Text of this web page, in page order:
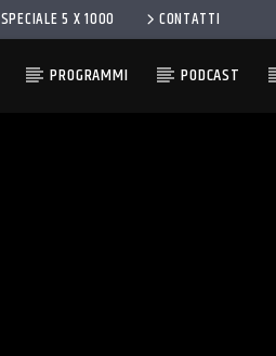
SPECIALE 5 X 1000 CONTATTI
PROGRAMMI PODCAST